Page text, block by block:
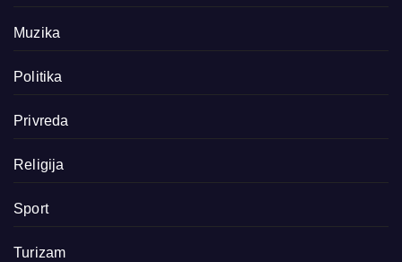
Muzika
Politika
Privreda
Religija
Sport
Turizam